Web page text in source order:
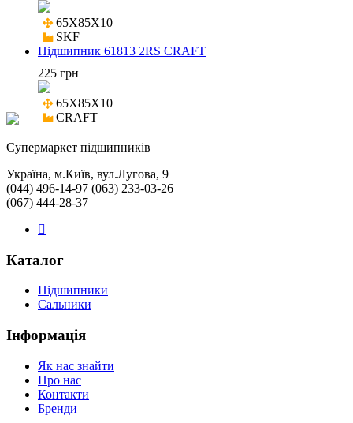
65X85X10
SKF
Підшипник 61813 2RS CRAFT
225 грн
65X85X10
CRAFT
Cупермаркет підшипників
Україна, м.Київ, вул.Лугова, 9
(044) 496-14-97 (063) 233-03-26
(067) 444-28-37
Каталог
Підшипники
Сальники
Інформація
Як нас знайти
Про нас
Контакти
Бренди